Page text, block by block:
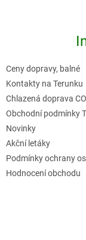
Ceny dopravy, balné
Kontakty na Terunku
Chlazená doprava
Obchodní podmínky
Novinky
Akční letáky
Podmínky ochrany
Hodnocení obchodu